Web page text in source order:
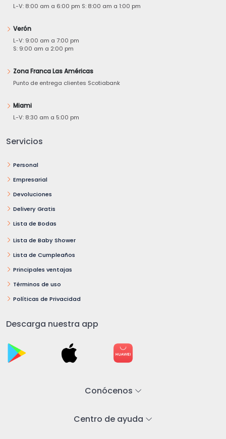
L-V: 8:00 am a 6:00 pm S: 8:00 am a 1:00 pm
Verón
L-V: 9:00 am a 7:00 pm
S: 9:00 am a 2:00 pm
Zona Franca Las Américas
Punto de entrega clientes Scotiabank
Miami
L-V: 8:30 am a 5:00 pm
Servicios
Personal
Empresarial
Devoluciones
Delivery Gratis
Lista de Bodas
Lista de Baby Shower
Lista de Cumpleaños
Principales ventajas
Términos de uso
Políticas de Privacidad
Descarga nuestra app
Conócenos
Centro de ayuda